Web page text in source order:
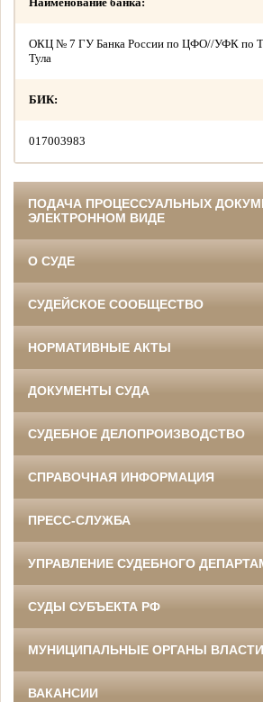
ОКЦ № 7 ГУ Банка России по ЦФО//УФК по
Тула
БИК:
017003983
ПОДАЧА ПРОЦЕССУАЛЬНЫХ
ЭЛЕКТРОННОМ ВИДЕ
О СУДЕ
СУДЕЙСКОЕ СООБЩЕСТВО
НОРМАТИВНЫЕ АКТЫ
ДОКУМЕНТЫ СУДА
СУДЕБНОЕ ДЕЛОПРОИЗВОДСТВО
СПРАВОЧНАЯ ИНФОРМАЦИЯ
ПРЕСС-СЛУЖБА
УПРАВЛЕНИЕ СУДЕБНОГО
СУДЫ СУБЪЕКТА РФ
МУНИЦИПАЛЬНЫЕ ОРГАНЫ ВЛАСТИ
ВАКАНСИИ